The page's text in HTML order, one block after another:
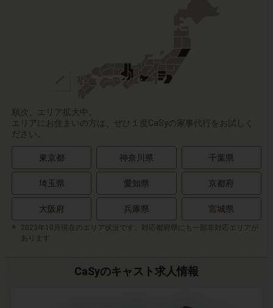
順次、エリア拡大中。
エリアにお住まいの方は、ぜひ１度CaSyの家事代行をお試しく
ださい。
東京都 神奈川県 千葉県
埼玉県 愛知県 京都府
大阪府 兵庫県 宮城県
2023年10月現在のエリア状況です。対応都府県にも一部非対応エリアが
あります
CaSyのキャスト求人情報